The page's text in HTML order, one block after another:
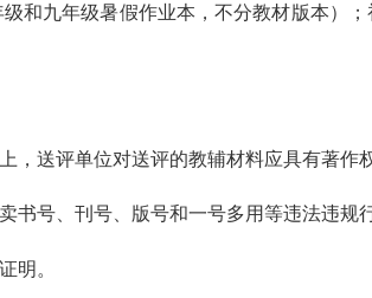
九年级暑假作业本，不分教材版本）；
送评单位对送评的教辅材料应具有著作权
号、刊号、版号和一号多用等违法违规行
明。